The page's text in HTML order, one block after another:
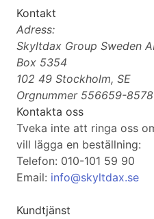
Kontakt
Adress:
Skyltdax Group Sweden
Box 5354
102 49 Stockholm, SE
Orgnummer 556659-8578
Kontakta oss
Tveka inte att ringa oss
vill lägga en beställning:
Telefon: 010-101 59 90
Email: info@skyltdax.se
Kundtjänst